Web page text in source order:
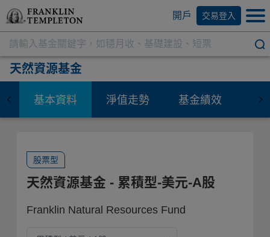
開戶 交易登入
天然資源基金
基本資料 淨值走勢 基金績效 資
股票型
天然資源基金 - 累積型-美元-A股
Franklin Natural Resources Fund